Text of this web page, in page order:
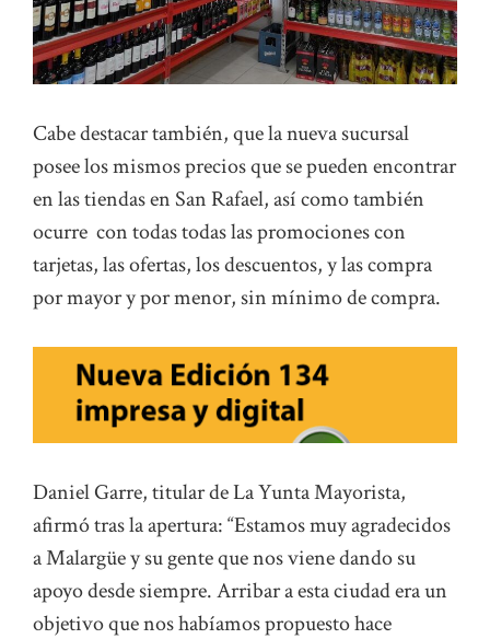
Cabe destacar también, que la nueva sucursal
posee los mismos precios que se pueden encontrar
en las tiendas en San Rafael, así como también
ocurre con todas todas las promociones con
tarjetas, las ofertas, los descuentos, y las compra
por mayor y por menor, sin mínimo de compra.
Daniel Garre, titular de La Yunta Mayorista,
afirmó tras la apertura: “Estamos muy agradecidos
a Malargüe y su gente que nos viene dando su
apoyo desde siempre. Arribar a esta ciudad era un
objetivo que nos habíamos propuesto hace